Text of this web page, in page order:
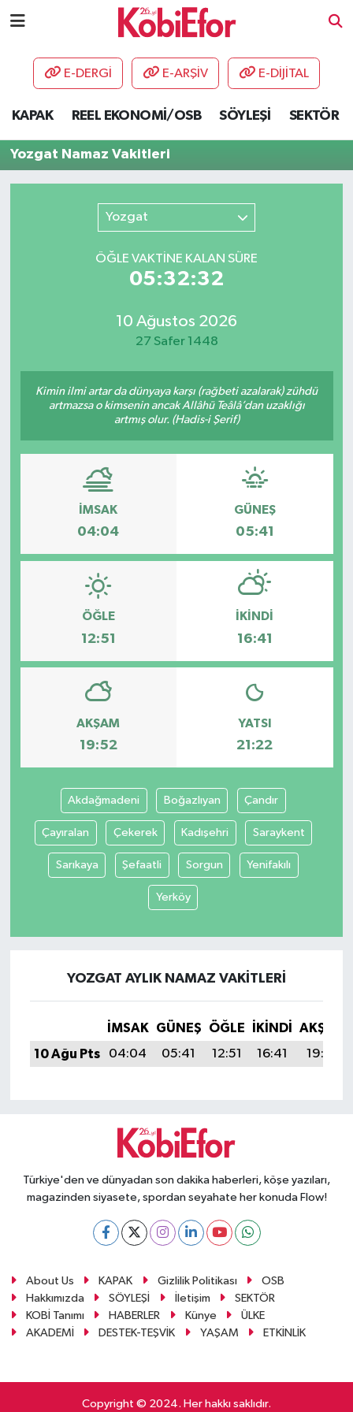
E-DERGİ E-ARŞİV E-DİJİTAL
KAPAK REEL EKONOMİ/OSB SÖYLEŞİ SEKTÖR
Yozgat Namaz Vakitleri
Yozgat
ÖĞLE VAKTİNE KALAN SÜRE
05:32:32
10 Ağustos 2026
27 Safer 1448
Kimin ilmi artar da dünyaya karşı (rağbeti azalarak) zühdü
artmazsa o kimsenin ancak Allâhü Teâlâ’dan uzaklığı
artmış olur. (Hadis-i Şerif)
İMSAK
04:04
GÜNEŞ
05:41
ÖĞLE
12:51
İKINDI
16:41
AKŞAM
19:52
YATSI
21:22
Akdağmadeni Boğazlıyan Çandır
Çayıralan Çekerek Kadışehri Saraykent
Sarıkaya Şefaatli Sorgun Yenifakılı
Yerköy
YOZGAT AYLIK NAMAZ VAKITLERI
İMSAK GÜNEŞ ÖĞLE İKINDI
AKŞAM
10 Ağu Pts
04:04 05:41 12:51 16:41 19:52
Türkiye'den ve dünyadan son dakika haberleri, köşe yazıları,
magazinden siyasete, spordan seyahate her konuda Flow!
About Us KAPAK Gizlilik Politikası
OSB
Hakkımızda
SÖYLEŞİ İletişim
SEKTÖR
KOBİ Tanımı
HABERLER Künye
ÜLKE
AKADEMİ
DESTEK-TEŞVİK YAŞAM ETKİNLİK
Copyright © 2024. Her hakkı saklıdır.
AKADEMİ
DESTEK-TEŞVİK
HABERLER
ŞİRKET PANO